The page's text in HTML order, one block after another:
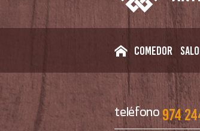
Comedor
teléfono 974